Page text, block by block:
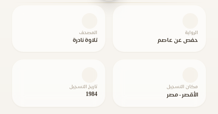
الرواية
حفص عن عاصم
المصحف
تلاوة نادرة
مكان التسجيل
الأقصر - مصر
تاريخ التسجيل
1984